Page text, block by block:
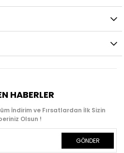
HABERLER
İndirim ve Fırsatlardan İlk Sizin
Olsun !
GÖNDER